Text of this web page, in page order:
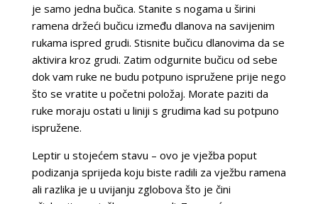
je samo jedna bučica. Stanite s nogama u širini
ramena držeći bučicu između dlanova na savijenim
rukama ispred grudi. Stisnite bučicu dlanovima da se
aktivira kroz grudi. Zatim odgurnite bučicu od sebe
dok vam ruke ne budu potpuno ispružene prije nego
što se vratite u početni položaj. Morate paziti da
ruke moraju ostati u liniji s grudima kad su potpuno
ispružene.
Leptir u stojećem stavu – ovo je vježba poput
podizanja sprijeda koju biste radili za vježbu ramena
ali razlika je u uvijanju zglobova što je čini